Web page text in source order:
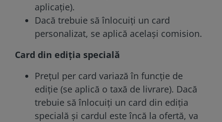
aplicație).
Dacă trebuie să înlocuiți un card
personalizat, se aplică același comision.
Card din ediția specială
Prețul per card variază în funcție de
ediție (se aplică o taxă de livrare). Dacă
trebuie să înlocuiți un card din ediția
specială și cardul este încă la ofertă, va